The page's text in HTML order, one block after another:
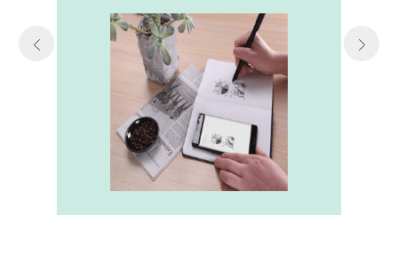
置開發。模組在保持小型化的同時，
延伸了可用物距範圍，使其能在離紙
面更遠的位置仍精確讀取碼點，同時
內建的高幀率SoC，能確保書寫筆跡
的連續與準確。 透過4000A模組能有
效縮短客戶開發週期，並確保在小型
裝置中仍維持高精度與穩定度，讓產
品能夠以最自然的方式，將紙本與數
位內容緊密連結。